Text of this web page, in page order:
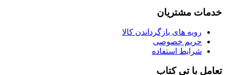
خدمات مشتریان
رویه های بازگرداندن کالا
حریم خصوصی
شرایط استفاده
تعامل با تی کتاب